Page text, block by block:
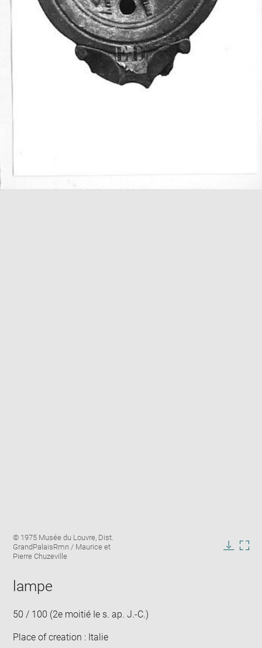
Image
caption:
© 1975 Musée du Louvre, Dist.
GrandPalaisRmn / Maurice et
Pierre Chuzeville
lampe
50 / 100 (2e moitié Ie s. ap. J.-C.)
Place of creation : Italie